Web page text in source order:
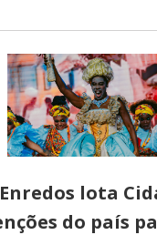
lota
do país